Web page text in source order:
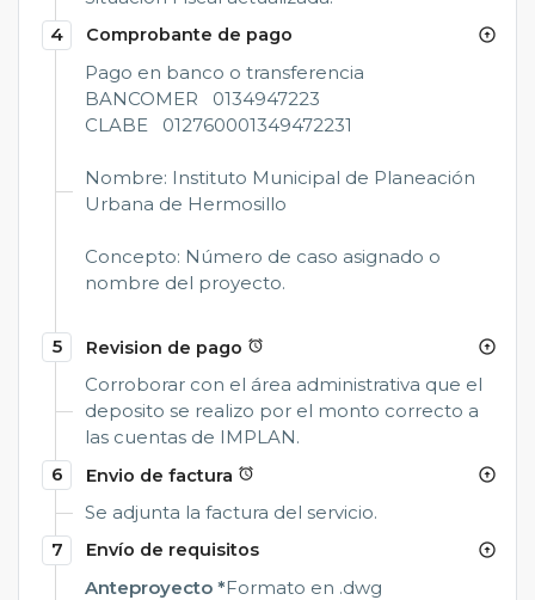
4
Comprobante de pago arrow_circle_up
Pago en banco o transferencia
BANCOMER 0134947223
CLABE 012760001349472231
Nombre: Instituto Municipal de Planeación
Urbana de Hermosillo
Concepto: Número de caso asignado o
nombre del proyecto.
5 Revision de pago alarm arrow_circle_up
Corroborar con el área administrativa que el
deposito se realizo por el monto correcto a
las cuentas de IMPLAN.
6
Envio de factura alarm arrow_circle_up
Se adjunta la factura del servicio.
7
Envío de requisitos arrow_circle_up
Anteproyecto *Formato en .dwg